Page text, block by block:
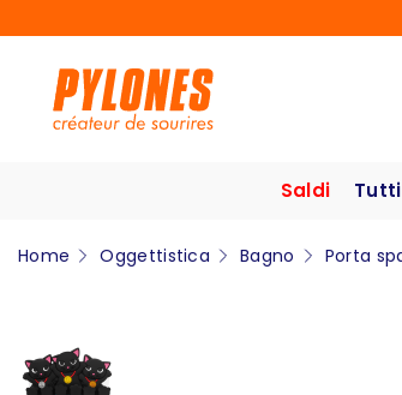
Saldi
Home Oggettistica Bagno Porta